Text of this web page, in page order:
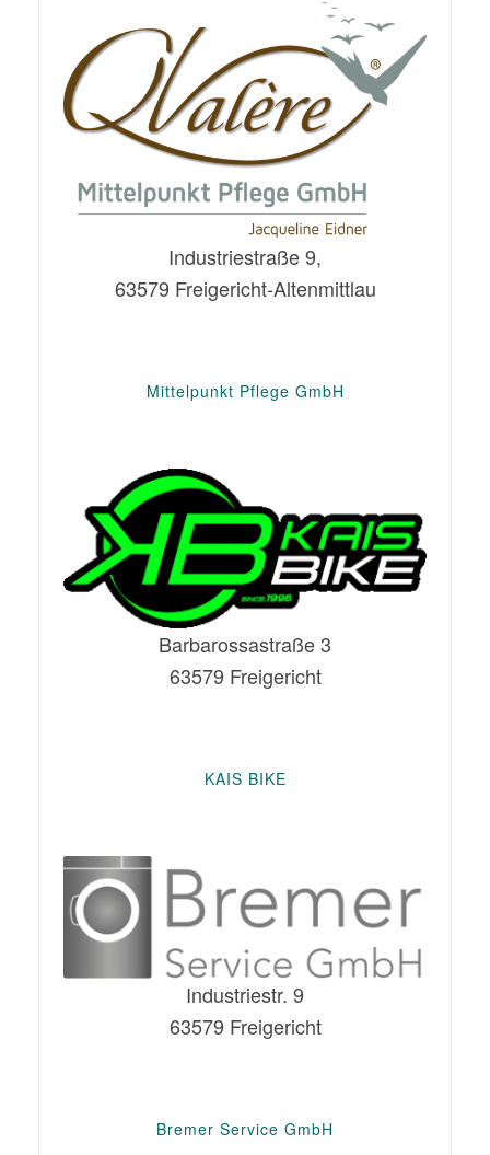
Industriestraße 9,
63579 Freigericht-Altenmittlau
Mittelpunkt Pflege GmbH
Barbarossastraße 3
63579 Freigericht
KAIS BIKE
Industriestr. 9
63579 Freigericht
Bremer Service GmbH